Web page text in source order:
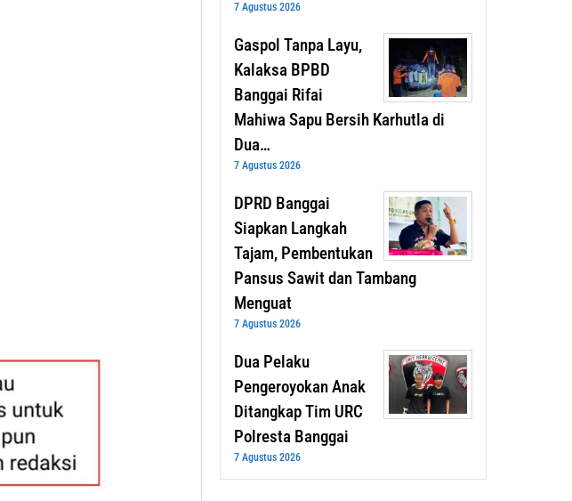
7 Agustus 2026
Gaspol Tanpa Layu,
Kalaksa BPBD
Banggai Rifai
Mahiwa Sapu Bersih Karhutla di
Dua…
7 Agustus 2026
DPRD Banggai
Siapkan Langkah
Tajam, Pembentukan
Pansus Sawit dan Tambang
Menguat
7 Agustus 2026
Dua Pelaku
Pengeroyokan Anak
Ditangkap Tim URC
Polresta Banggai
7 Agustus 2026